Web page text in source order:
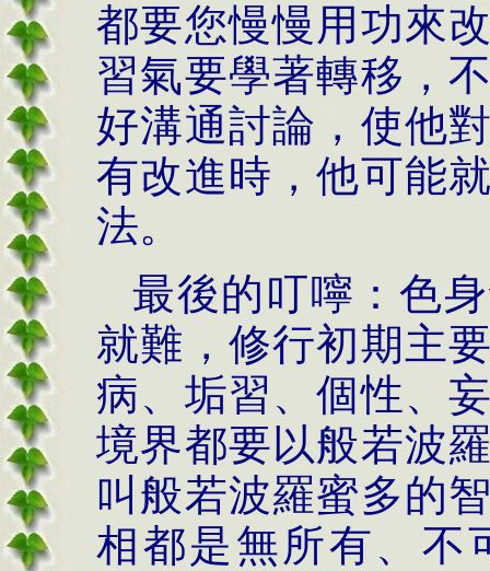
都要您慢慢用功來
習氣要學著轉移，
好溝通討論，使他
有改進時，他可能
法。
最後的叮嚀：色
就難，修行初期主
病、垢習、個性、
境界都要以般若波
叫般若波羅蜜多的
相都是無所有、不